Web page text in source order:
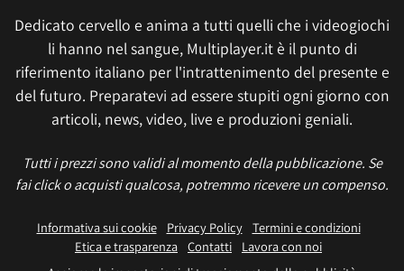
Dedicato cervello e anima a tutti quelli che i videogiochi
li hanno nel sangue, Multiplayer.it è il punto di
riferimento italiano per l'intrattenimento del presente e
del futuro. Preparatevi ad essere stupiti ogni giorno con
articoli, news, video, live e produzioni geniali.
Tutti i prezzi sono validi al momento della pubblicazione. Se
fai click o acquisti qualcosa, potremmo ricevere un compenso.
Informativa sui cookie Privacy Policy
Termini e condizioni
Etica e trasparenza Contatti
Lavora con noi